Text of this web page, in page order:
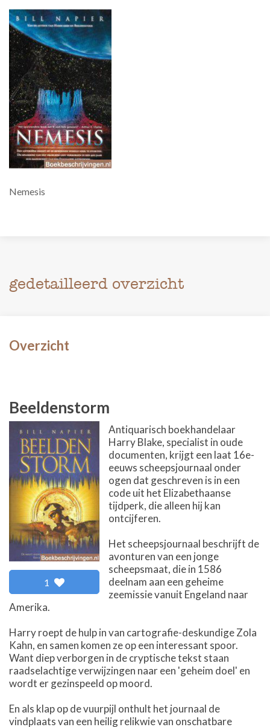
Nemesis
gedetailleerd overzicht
Overzicht
Beeldenstorm
1
Antiquarisch boekhandelaar
Harry Blake, specialist in oude
documenten, krijgt een laat 16e-
eeuws scheepsjournaal onder
ogen dat geschreven is in een
code uit het Elizabethaanse
tijdperk, die alleen hij kan
ontcijferen.
Het scheepsjournaal beschrijft de
avonturen van een jonge
scheepsmaat, die in 1586
deelnam aan een geheime
zeemissie vanuit Engeland naar
Amerika.
Harry roept de hulp in van cartografie-deskundige Zola
Kahn, en samen komen ze op een interessant spoor.
Want diep verborgen in de cryptische tekst staan
raadselachtige verwijzingen naar een 'geheim doel' en
wordt er gezinspeeld op moord.
En als klap op de vuurpijl onthult het journaal de
vindplaats van een heilig relikwie van onschatbare